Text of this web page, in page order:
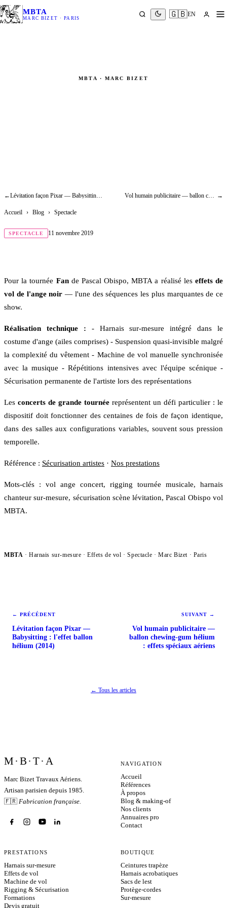
MBTA
MARC BIZET · PARIS 🇬🇧EN
MBTA · MARC BIZET
← Vol humain publicitaire — ballon chewing-gum hélium : effets spéciaux aériens →
Accueil › Blog › Spectacle
SPECTACLE 11 novembre 2019
Pour la tournée Fande Pascal Obispo, MBTA a réalisé les effets de
vol de l'ange noir — l'une des séquences les plus marquantes de ce
show.
Réalisation technique : - Harnais sur-mesure intégré dans le
costume d'ange (ailes comprises) - Suspension quasi-invisible malgré
la complexité du vêtement - Machine de vol manuelle synchronisée
avec la musique - Répétitions intensives avec l'équipe scénique -
Sécurisation permanente de l'artiste lors des représentations
Les concerts de grande tournée représentent un défi particulier : le
dispositif doit fonctionner des centaines de fois de façon identique,
dans des salles aux configurations variables, souvent sous pression
temporelle.
Référence : Sécurisation artistes · Nos prestations
Mots-clés : vol ange concert, rigging tournée musicale, harnais
chanteur sur-mesure, sécurisation scène lévitation, Pascal Obispo vol
MBTA.
MBTA · Harnais sur-mesure · Effets de vol ·Spectacle · Marc Bizet · Paris
← PRÉCÉDENT
Lévitation façon Pixar —
Babysitting : l'effet ballon
hélium (2014)
SUIVANT →
Vol humain publicitaire —
ballon chewing-gum hélium
: effets spéciaux aériens
← Tous les articles
M·B·T·A
Marc Bizet Travaux Aériens.
Artisan parisien depuis 1985.
🇫🇷 Fabrication française.
NAVIGATION
Accueil
Références
À propos
Blog & making-of
Nos clients
Annuaires pro
Contact
PRESTATIONS
Harnais sur-mesure
Effets de vol
Machine de vol
Rigging & Sécurisation
Formations
Devis gratuit
BOUTIQUE
Ceintures trapèze
Harnais acrobatiques
Sacs de lest
Protège-cordes
Sur-mesure